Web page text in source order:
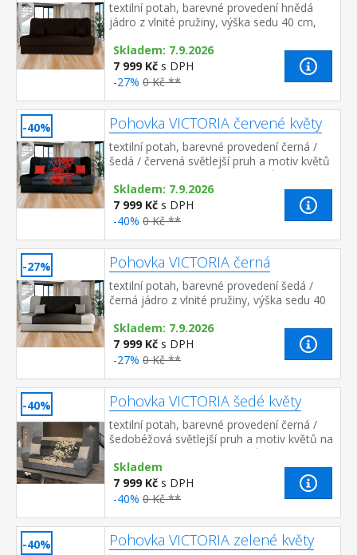
textilní potah, barevné provedení hnědá
jádro z vlnité pružiny, výška sedu 40 cm,
× 120 cm rozkládací s úložn...
Skladem: 7.9.2026
7 999 Kč s DPH
-27% 0 Kč **
-40% Pohovka VICTORIA červené květy
textilní potah, barevné provedení černá /
šedá / červená světlejší pruh a motiv květů
na sedací a opěradlové části může být
umístěn i v jiné polo...
Skladem: 7.9.2026
7 999 Kč s DPH
-40% 0 Kč **
-27% Pohovka VICTORIA černá
textilní potah, barevné provedení šedá /
černá jádro z vlnité pružiny, výška sedu 40
190 × 120 cm rozkládací ...
Skladem: 7.9.2026
7 999 Kč s DPH
-27% 0 Kč **
-40% Pohovka VICTORIA šedé květy
textilní potah, barevné provedení černá /
šedobéžová světlejší pruh a motiv květů na
sedací a opěradlové části může být umístěn
i v jiné poloze, než j...
Skladem
7 999 Kč s DPH
-40% 0 Kč **
-40% Pohovka VICTORIA zelené květy